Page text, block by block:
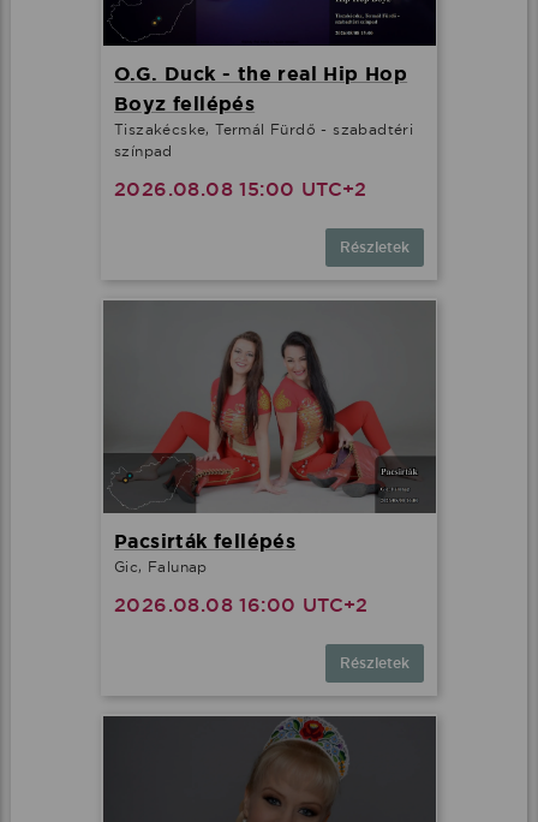
O.G. Duck - the real Hip Hop
Boyz fellépés
Tiszakécske, Termál Fürdő - szabadtéri
színpad
2026.08.08 15:00 UTC+2
Részletek
Pacsirták fellépés
Gic, Falunap
2026.08.08 16:00 UTC+2
Részletek